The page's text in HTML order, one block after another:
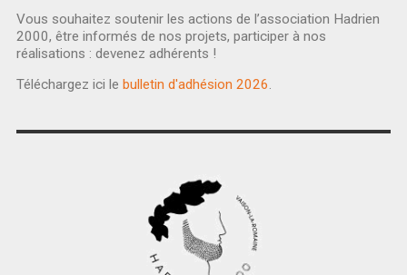
Vous souhaitez soutenir les actions de l’association Hadrien
2000, être informés de nos projets, participer à nos
réalisations : devenez adhérents !
Téléchargez ici le bulletin d'adhésion 2026.